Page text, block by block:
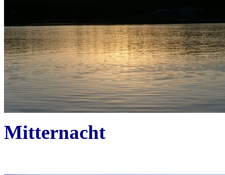
Mitternacht